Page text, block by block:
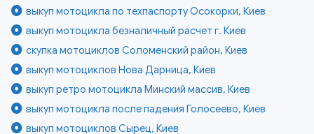
выкуп мотоцикла по техпаспорту Осокорки, Киев
выкуп мотоцикла безналичный расчет г. Киев
скупка мотоциклов Соломенский район, Киев
выкуп мотоциклов Нова Дарница, Киев
выкуп ретро мотоцикла Минский массив, Киев
выкуп мотоцикла после падения Голосеево, Киев
выкуп мотоциклов Сырец, Киев